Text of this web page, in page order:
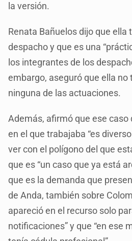
la versión.
Renata Bañuelos dijo que ella
despacho y que es una
los integrantes de los
embargo, aseguró que ella no
ninguna de las actuaciones.
Además, afirmó que ese caso
en el que trabajaba “es
ver con el polígono del que
que es “un caso que ya está
que es la demanda que
de Anda, también sobre
apareció en el recurso solo
notificaciones” y que “en ese